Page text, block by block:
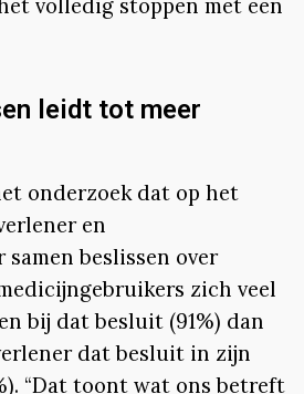
volledig stoppen met een
leidt tot meer
onderzoek dat op het
en
beslissen over
zich veel
bij dat besluit (91%) dan
dat besluit in zijn
“Dat toont wat ons betreft